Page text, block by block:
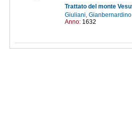
Trattato del monte
Giuliani,
Anno: 1632